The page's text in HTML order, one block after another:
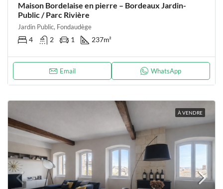
Maison Bordelaise en pierre – Bordeaux Jardin-
Public / Parc Rivière
Jardin Public, Fondaudège
4 2 1 237m²
Email WhatsApp
À VENDRE